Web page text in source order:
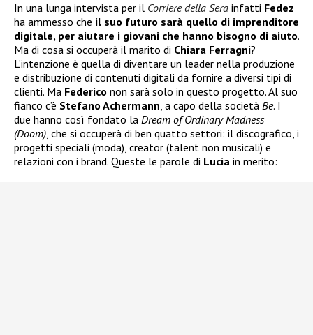
In una lunga intervista per il Corriere della Sera infatti Fedez
ha ammesso che il suo futuro sarà quello di imprenditore
digitale, per aiutare i giovani che hanno bisogno di aiuto.
Ma di cosa si occuperà il marito di Chiara Ferragni?
L’intenzione è quella di diventare un leader nella produzione
e distribuzione di contenuti digitali da fornire a diversi tipi di
clienti. Ma Federico non sarà solo in questo progetto. Al suo
fianco c’è Stefano Achermann, a capo della società Be. I
due hanno così fondato la Dream of Ordinary Madness
(Doom), che si occuperà di ben quatto settori: il discografico, i
progetti speciali (moda), creator (talent non musicali) e
relazioni con i brand. Queste le parole di Lucia in merito: